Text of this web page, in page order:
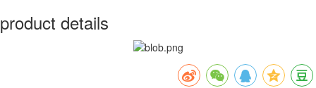
product details